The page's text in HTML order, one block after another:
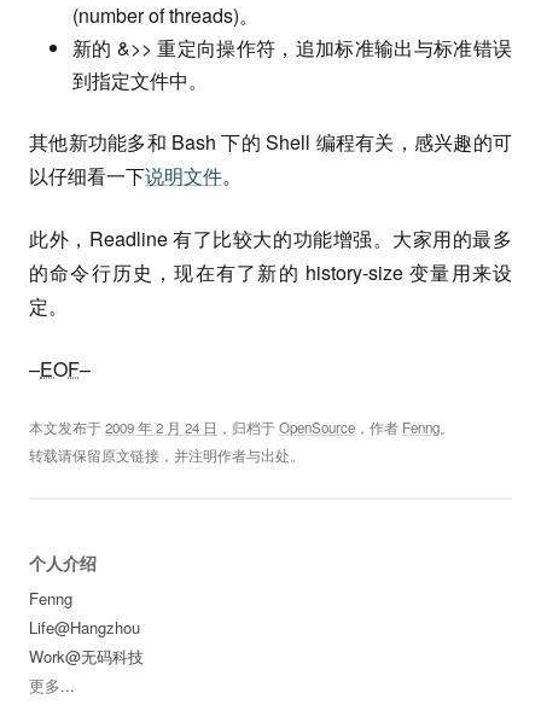
(number of threads)。
新的 &>> 重定向操作符，追加标准输出与标准错误
到指定文件中。
其他新功能多和 Bash 下的 Shell 编程有关，感兴趣的可
以仔细看一下说明文件。
此外，Readline 有了比较大的功能增强。大家用的最多
的命令行历史，现在有了新的 history-size 变量用来设
定。
–EOF–
本文发布于2009 年 2 月 24 日 ，归档于OpenSource ，作者 Fenng。
转载请保留原文链接，并注明作者与出处。
个人介绍
Fenng
Life@Hangzhou
Work@无码科技
更多...